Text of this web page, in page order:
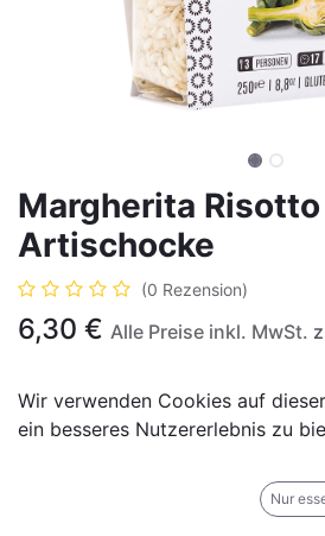
Margherita Risotto
Artischocke
(0 Rezension)
6,30 € Alle Preise inkl. MwSt.
Nicht vorrätig
Erhalten Sie eine
Wir verwenden Cookies auf
ein besseres Nutzererlebnis zu
Nur